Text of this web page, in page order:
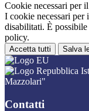
Cookie necessari per
I cookie necessari per
disabilitati. È
policy.
Accetta tutti Salva
Mazzolari"
Contatti